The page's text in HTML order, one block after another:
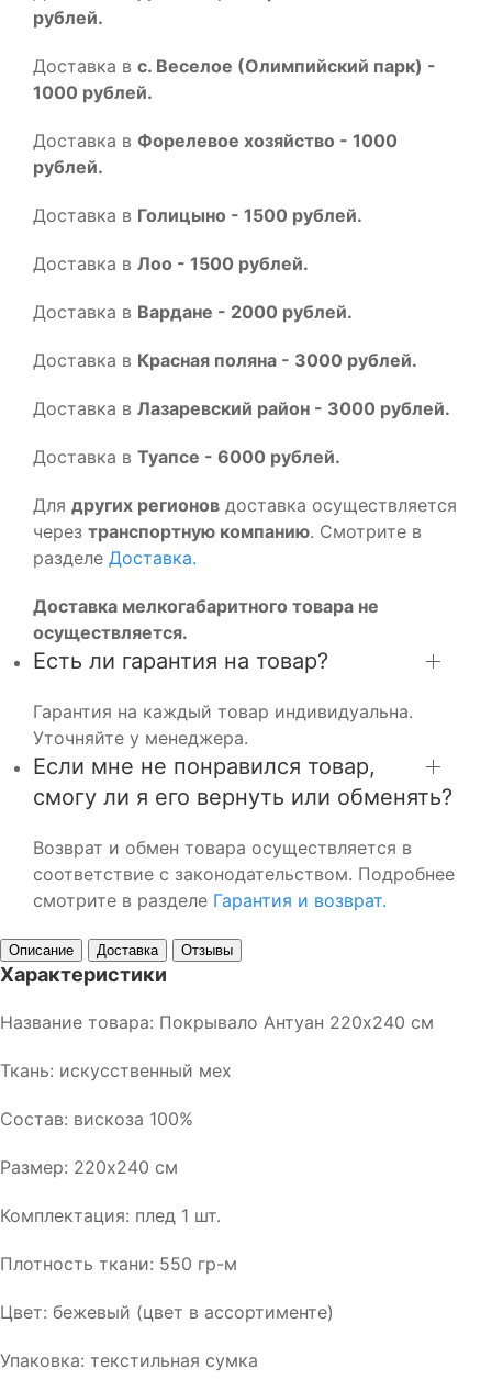
рублей.
Доставка в с. Веселое (Олимпийский парк) -
1000 рублей.
Доставка в Форелевое хозяйство - 1000
рублей.
Доставка в Голицыно - 1500 рублей.
Доставка в Лоо - 1500 рублей.
Доставка в Вардане - 2000 рублей.
Доставка в Красная поляна - 3000 рублей.
Доставка в Лазаревский район - 3000 рублей.
Доставка в Туапсе - 6000 рублей.
Для других регионов доставка осуществляется
через транспортную компанию. Смотрите в
разделе Доставка.
Доставка мелкогабаритного товара не
осуществляется.
Есть ли гарантия на товар?
Гарантия на каждый товар индивидуальна.
Уточняйте у менеджера.
Если мне не понравился товар,
смогу ли я его вернуть или обменять?
Возврат и обмен товара осуществляется в
соответствие с законодательством. Подробнее
смотрите в разделе Гарантия и возврат.
Описание Доставка Отзывы
Характеристики
Название товара: Покрывало Антуан 220х240 см
Ткань: искусcтвенный мех
Состав: вискоза 100%
Размер: 220х240 см
Комплектация: плед 1 шт.
Плотность ткани: 550 гр-м
Цвет: бежевый (цвет в ассортименте)
Упаковка: текстильная сумка